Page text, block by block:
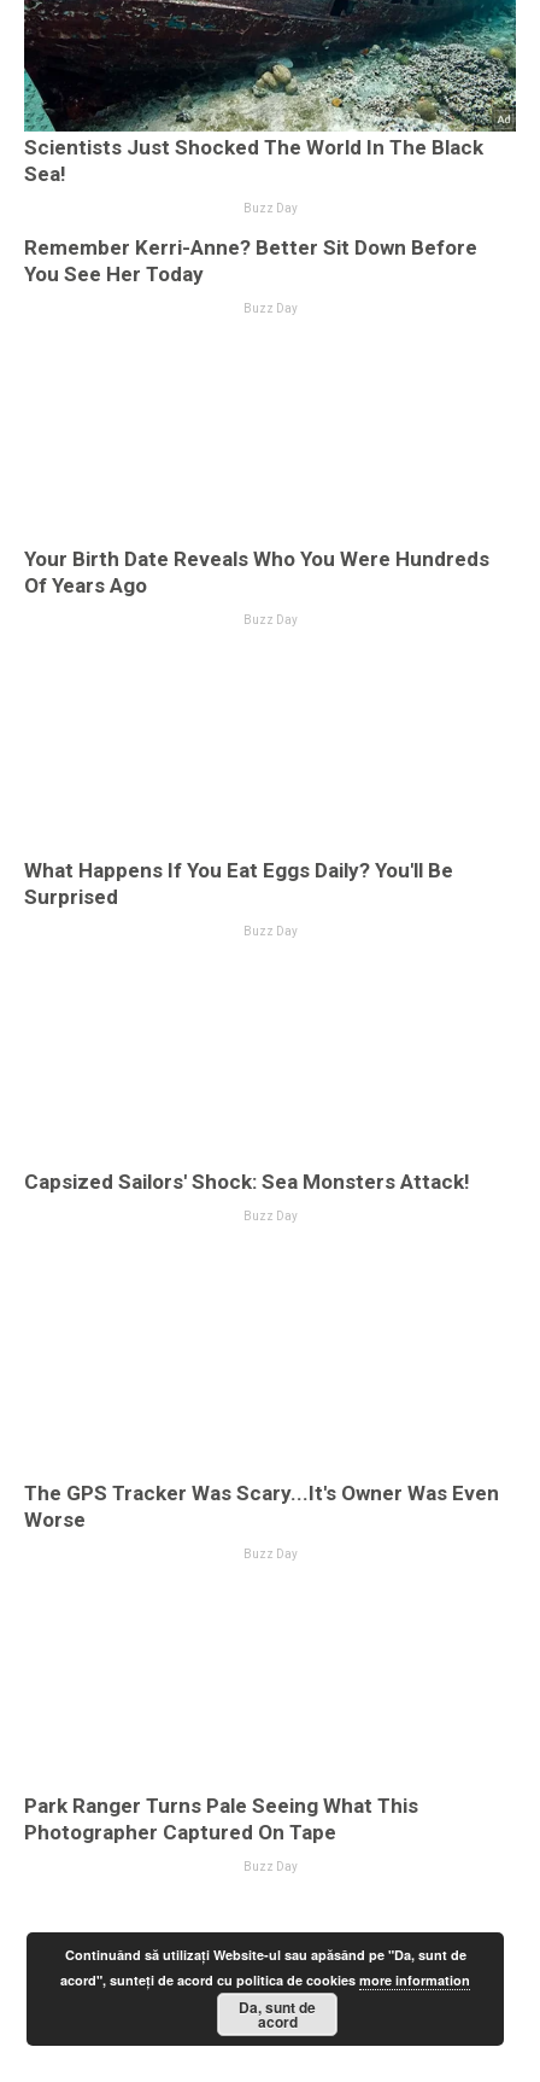
Continuând să utilizați Website-ul sau apăsând pe "Da, sunt de
acord", sunteți de acord cu politica de cookiesmore information
Da, sunt de
acord